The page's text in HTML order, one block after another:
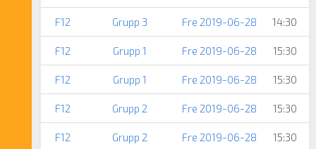
F12 Grupp 3 Fre 2019-06-28 14:30
F12 Grupp 1 Fre 2019-06-28 15:30
F12 Grupp 1 Fre 2019-06-28 15:30
F12 Grupp 2 Fre 2019-06-28 15:30
F12 Grupp 2 Fre 2019-06-28 15:30